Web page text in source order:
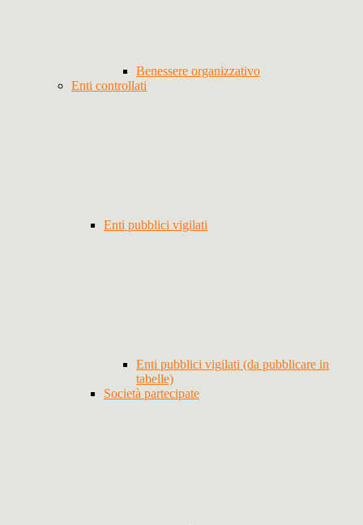
Benessere organizzativo
Enti controllati
Enti pubblici vigilati
Enti pubblici vigilati (da pubblicare in
tabelle)
Società partecipate